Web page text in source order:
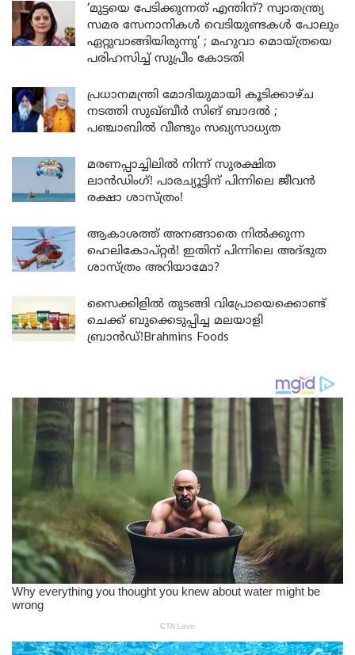
‘മുട്ടയെ പേടിക്കുന്നത് എന്തിന്? സ്വാതന്ത്ര്യ
സമര സേനാനികൾ വെടിയുണ്ടകൾ പോലും
ഏറ്റുവാങ്ങിയിരുന്നു’ ; മഹുവാ മൊയ്ത്രയെ
പരിഹസിച്ച് സുപ്രീം കോടതി
പ്രധാനമന്ത്രി മോദിയുമായി കൂടിക്കാഴ്ച
നടത്തി സുഖ്ബീർ സിങ് ബാദൽ ;
പഞ്ചാബിൽ വീണ്ടും സഖ്യസാധ്യത
മരണപ്പാച്ചിലിൽ നിന്ന് സുരക്ഷിത
ലാൻഡിംഗ്! പാരച്യൂട്ടിന് പിന്നിലെ ജീവൻ
രക്ഷാ ശാസ്ത്രം!
ആകാശത്ത് അനങ്ങാതെ നില്‍ക്കുന്ന
ഹെലികോപ്റ്റര്‍! ഇതിന് പിന്നിലെ അദ്ഭുത
ശാസ്ത്രം അറിയാമോ?
സൈക്കിളിൽ തുടങ്ങി വിപ്രോയെക്കൊണ്ട്
ചെക്ക് ബുക്കെടുപ്പിച്ച മലയാളി
ബ്രാൻഡ്!Brahmins Foods